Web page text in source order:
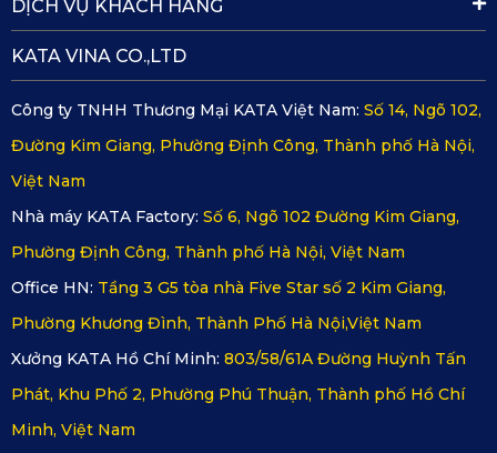
Nguyên liệu là PVC nguyên sinh cao cấp
Thiết kế thảm lót sang trọng
dòng sản phẩm thảm lót sàn ô tô Audi. Sản phẩm có vân
thảm với họa tiết hình lục lăng xếp ở gần nhau cùng nhiều
DỊCH VỤ KHÁCH HÀNG
KATA VINA CO.,LTD
Công ty TNHH Thương Mại KATA Việt Nam: Số 14, Ngõ 102,
Đường Kim Giang, Phường Định Công, Thành phố Hà Nội,
Việt Nam
Nhà máy KATA Factory: Số 6, Ngõ 102 Đường Kim Giang,
Phường Định Công, Thành phố Hà Nội, Việt Nam
Office HN: Tầng 3 G5 tòa nhà Five Star số 2 Kim Giang,
Phường Khương Đình, Thành Phố Hà Nội,Việt Nam
Xưởng KATA Hồ Chí Minh: 803/58/61A Đường Huỳnh Tấn
Phát, Khu Phố 2, Phường Phú Thuận, Thành phố Hồ Chí
Minh, Việt Nam